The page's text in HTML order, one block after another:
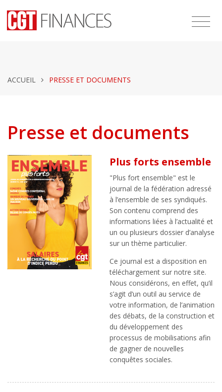
ACCUEIL PRESSE ET DOCUMENTS
Presse et documents
Plus forts ensemble
"Plus fort ensemble" est le
journal de la fédération adressé
à l’ensemble de ses syndiqués.
Son contenu comprend des
informations liées à l’actualité et
un ou plusieurs dossier d’analyse
sur un thème particulier.
Ce journal est a disposition en
téléchargement sur notre site.
Nous considérons, en effet, qu’il
s’agit d’un outil au service de
votre information, de l’animation
des débats, de la construction et
du développement des
processus de mobilisations afin
de gagner de nouvelles
conquêtes sociales.